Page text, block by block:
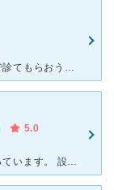
子どもの掛かりつけ医がなくなったので、どこで診てもらおうかと、小児科を転々としていました。家から5分くらいのところに、中村内科があったので、子どもを連れて行ったところ、受付の方、看護師さん、先生、みん
5.0
いつもかかりつけの病院として利用させてもらっています。 設備に関してはそれ程揃っているというわけではありませんが、先生の的確な説明と人柄で行くだけで治ると思えるような医院です。 建物や内装に関して